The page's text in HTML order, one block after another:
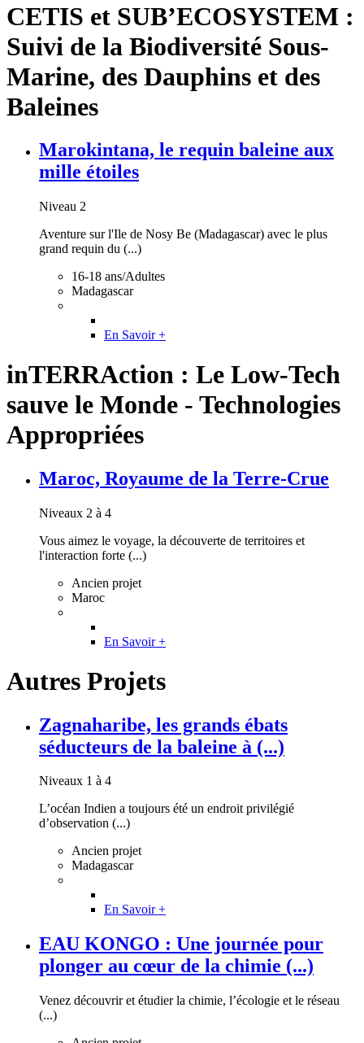
CETIS et SUB’ECOSYSTEM :
Suivi de la Biodiversité Sous-
Marine, des Dauphins et des
Baleines
Marokintana, le requin baleine aux
mille étoiles
Niveau 2
Aventure sur l'Ile de Nosy Be (Madagascar) avec le plus
grand requin du (...)
16-18 ans/Adultes
Madagascar
En Savoir +
inTERRAction : Le Low-Tech
sauve le Monde - Technologies
Appropriées
Maroc, Royaume de la Terre-Crue
Niveaux 2 à 4
Vous aimez le voyage, la découverte de territoires et
l'interaction forte (...)
Ancien projet
Maroc
En Savoir +
Autres Projets
Zagnaharibe, les grands ébats
séducteurs de la baleine à (...)
Niveaux 1 à 4
L’océan Indien a toujours été un endroit privilégié
d’observation (...)
Ancien projet
Madagascar
En Savoir +
EAU KONGO : Une journée pour
plonger au cœur de la chimie (...)
Venez découvrir et étudier la chimie, l’écologie et le réseau
(...)